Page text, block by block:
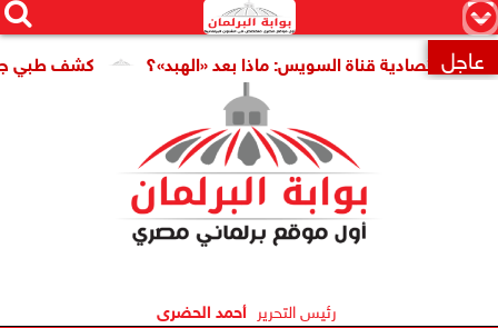
×


 عاجل كشف طبي جديد قناة السويس: ماذا بعد «الهبد»؟
رئيس التحرير أحمد الحضرى